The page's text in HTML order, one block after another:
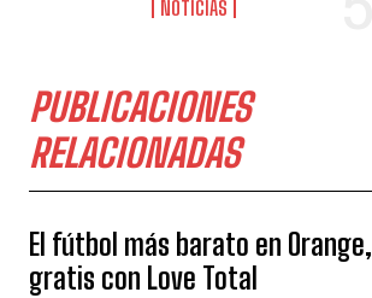
NOTICIAS
PUBLICACIONES
RELACIONADAS
El fútbol más barato en Orange,
gratis con Love Total